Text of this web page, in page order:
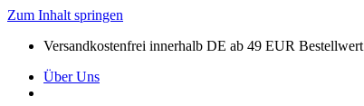
Zum Inhalt springen
Versandkostenfrei innerhalb DE ab 49 EUR Bestellwert
Über Uns